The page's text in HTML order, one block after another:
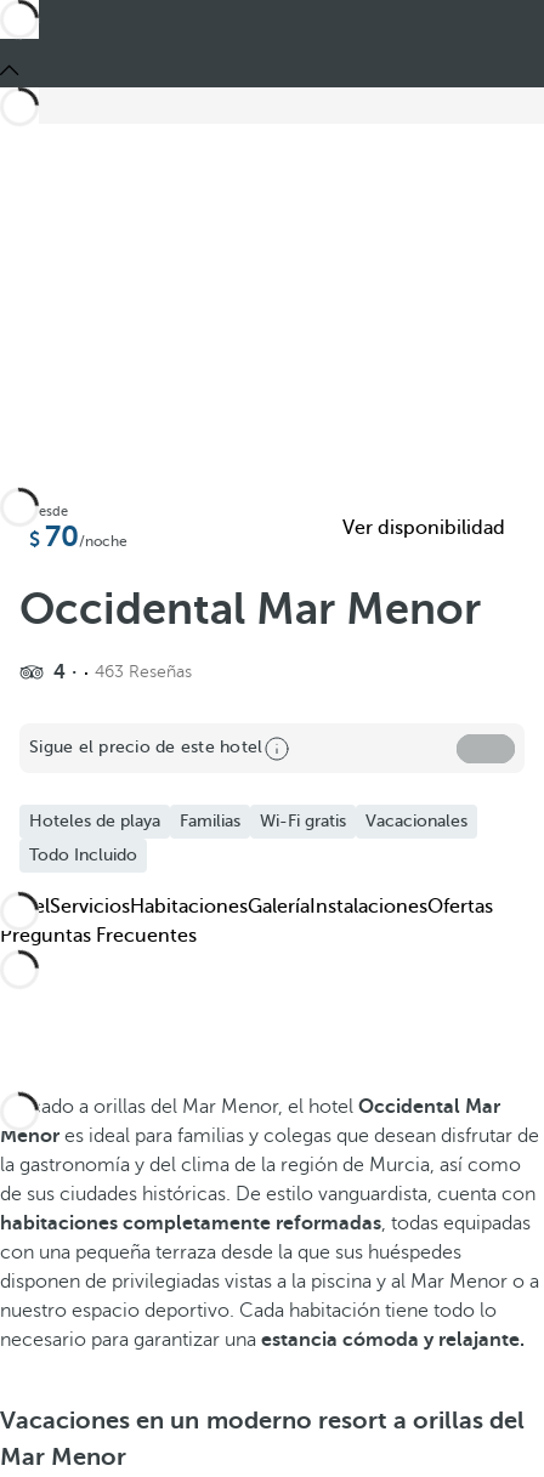
Compartir
Añadir a favoritos
Ver más fotos y videos
Desde
70/noche
Ver disponibilidad
Occidental Mar Menor
4 463 Reseñas
Sigue el precio de este hotel
Hoteles de playa Familias Wi-Fi gratis
Vacacionales
Todo Incluido
HotelServiciosHabitacionesGalería InstalacionesOfertas
Preguntas Frecuentes
Ubicado a orillas del Mar Menor, el hotel Occidental Mar
Menor es ideal para familias y colegas que desean disfrutar de
la gastronomía y del clima de la región de Murcia, así como
de sus ciudades históricas. De estilo vanguardista, cuenta con
habitaciones completamente reformadas, todas equipadas
con una pequeña terraza desde la que sus huéspedes
disponen de privilegiadas vistas a la piscina y al Mar Menor o a
nuestro espacio deportivo. Cada habitación tiene todo lo
necesario para garantizar una estancia cómoda y relajante.
Vacaciones en un moderno resort a orillas del
Mar Menor